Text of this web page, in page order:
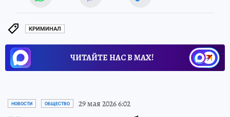
КРИМИНАЛ
ЧИТАЙТЕ НАС В МАХ!
НОВОСТИ ОБЩЕСТВО 29 мая 2026 6:02